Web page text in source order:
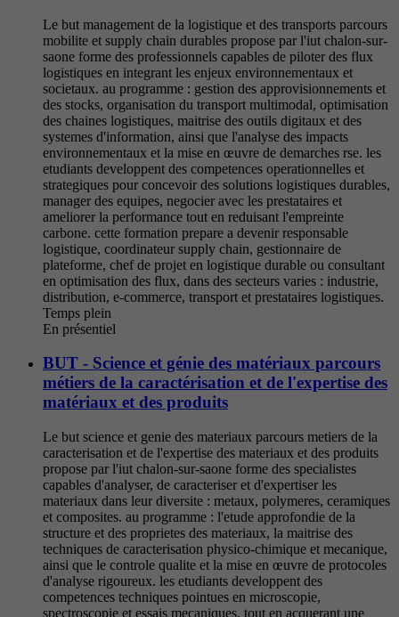
Le but management de la logistique et des transports parcours
mobilite et supply chain durables propose par l'iut chalon-sur-
saone forme des professionnels capables de piloter des flux
logistiques en integrant les enjeux environnementaux et
societaux. au programme : gestion des approvisionnements et
des stocks, organisation du transport multimodal, optimisation
des chaines logistiques, maitrise des outils digitaux et des
systemes d'information, ainsi que l'analyse des impacts
environnementaux et la mise en œuvre de demarches rse. les
etudiants developpent des competences operationnelles et
strategiques pour concevoir des solutions logistiques durables,
manager des equipes, negocier avec les prestataires et
ameliorer la performance tout en reduisant l'empreinte
carbone. cette formation prepare a devenir responsable
logistique, coordinateur supply chain, gestionnaire de
plateforme, chef de projet en logistique durable ou consultant
en optimisation des flux, dans des secteurs varies : industrie,
distribution, e-commerce, transport et prestataires logistiques.
Temps plein
En présentiel
BUT - Science et génie des matériaux parcours
métiers de la caractérisation et de l'expertise des
matériaux et des produits
Le but science et genie des materiaux parcours metiers de la
caracterisation et de l'expertise des materiaux et des produits
propose par l'iut chalon-sur-saone forme des specialistes
capables d'analyser, de caracteriser et d'expertiser les
materiaux dans leur diversite : metaux, polymeres, ceramiques
et composites. au programme : l'etude approfondie de la
structure et des proprietes des materiaux, la maitrise des
techniques de caracterisation physico-chimique et mecanique,
ainsi que le controle qualite et la mise en œuvre de protocoles
d'analyse rigoureux. les etudiants developpent des
competences techniques pointues en microscopie,
spectroscopie et essais mecaniques, tout en acquerant une